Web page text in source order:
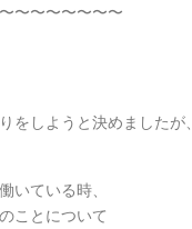
〜〜〜〜〜〜〜
をしようと決めましたが、
いている時、
ことについて